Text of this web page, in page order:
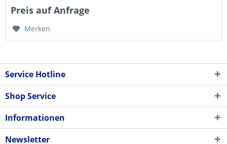
Preis auf Anfrage
Merken
Service Hotline
Shop Service
Informationen
Newsletter